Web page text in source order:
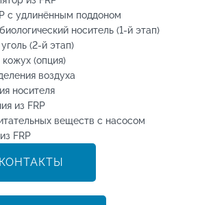
с удлинённым поддоном
носитель (1-й этап)
(2-й этап)
(опция)
воздуха
носителя
из FRP
веществ с насосом
FRP
КОНТАКТЫ